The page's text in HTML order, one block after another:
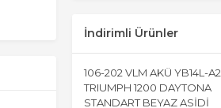
İndirimli Ürünler
106-202 VLM AKÜ YB14L-A2
TRIUMPH 1200 DAYTONA
STANDART BEYAZ ASİDİ